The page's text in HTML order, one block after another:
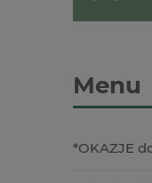
Menu
*OKAZJE